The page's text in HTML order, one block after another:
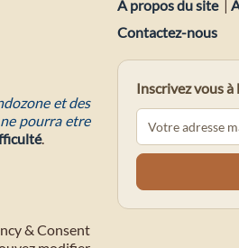
et des
pourra etre
.
& Consent
A propos du site |
Contactez-nous
Inscrivez vous